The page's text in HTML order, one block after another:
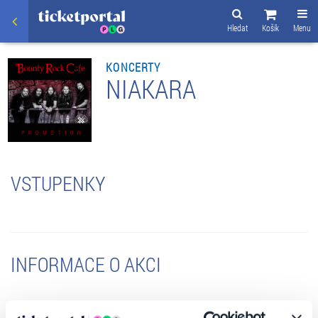
Menu
Košík
Hledat
KONCERTY
NIAKARA
VSTUPENKY
INFORMACE O AKCI